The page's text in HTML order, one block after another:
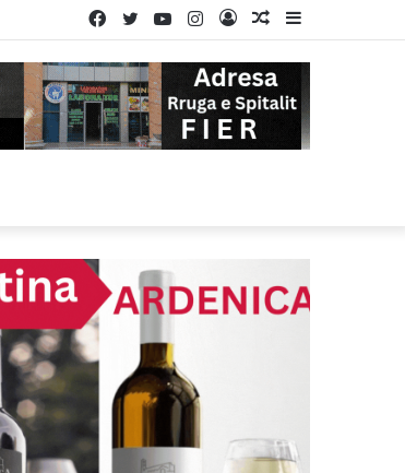
Sidebar
Random
Log
Instagram
YouTube
Twitter
Facebook